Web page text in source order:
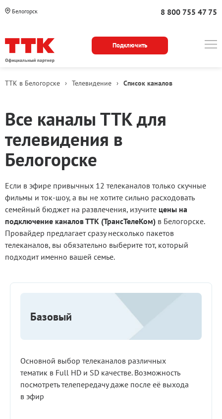
Белогорск 8 800 755 47 75
Подключить
ТТК в Белогорске › Телевидение › Список каналов
Все каналы ТТК для
телевидения в
Белогорске
Если в эфире привычных 12 телеканалов только скучные
фильмы и ток-шоу, а вы не хотите сильно расходовать
семейный бюджет на развлечения, изучите цены на
подключение каналов ТТК (ТрансТелеКом) в Белогорске.
Провайдер предлагает сразу несколько пакетов
телеканалов, вы обязательно выберите тот, который
подходит именно вашей семье.
Базовый
Основной выбор телеканалов различных
тематик в Full HD и SD качестве. Возможность
посмотреть телепередачу даже после её выхода
в эфир